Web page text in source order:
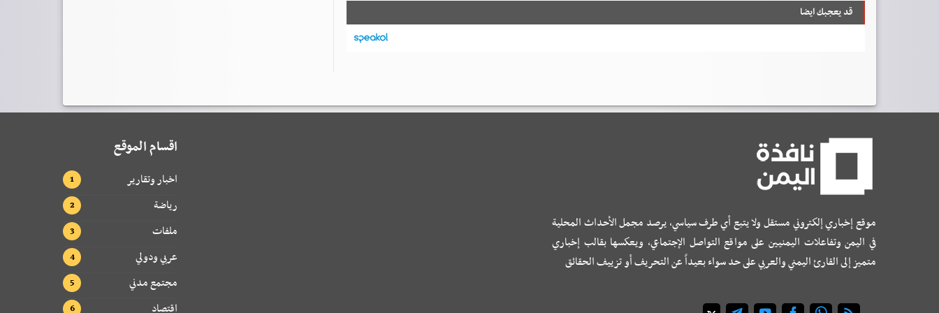
k p m e k قد يعجبك ايضا
موقع إخباري إلكتروني مستقل ولا يتبع أي طرف سياسي، يرصد مجمل الأحداث المحلية
في اليمن وتفاعلات اليمنيين على مواقع التواصل الإجتماعي، ويعكسها بقالب إخباري
متميز إلى القارئ اليمني والعربي على حد سواء بعيداً عن التحريف أو تزييف الحقائق
اقسام الموقع
اخبار وتقارير
رياضة
ملفات
عربي ودولي
مجتمع مدني
اقتصاد